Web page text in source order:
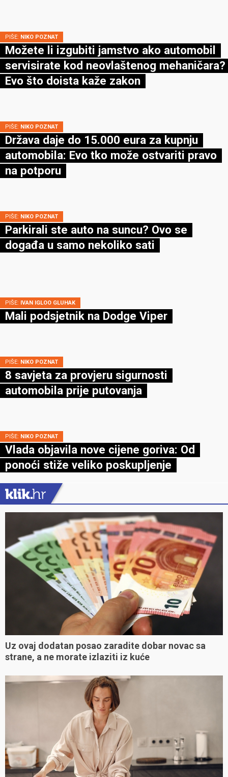
PIŠE: NIKO POZNAT
Možete li izgubiti jamstvo ako automobil
servisirate kod neovlaštenog mehaničara?
Evo što doista kaže zakon
PIŠE: NIKO POZNAT
Država daje do 15.000 eura za kupnju
automobila: Evo tko može ostvariti pravo
na potporu
PIŠE: NIKO POZNAT
Parkirali ste auto na suncu? Ovo se
događa u samo nekoliko sati
PIŠE: IVAN IGLOO GLUHAK
Mali podsjetnik na Dodge Viper
PIŠE: NIKO POZNAT
8 savjeta za provjeru sigurnosti
automobila prije putovanja
PIŠE: NIKO POZNAT
Vlada objavila nove cijene goriva: Od
ponoći stiže veliko poskupljenje
Uz ovaj dodatan posao zaradite dobar novac sa
strane, a ne morate izlaziti iz kuće